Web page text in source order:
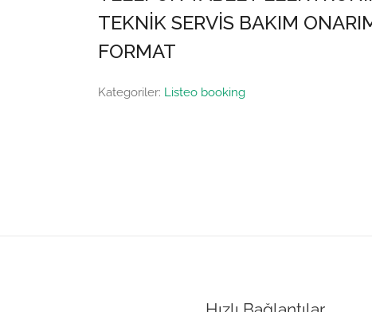
TEKNİK SERVİS BAKIM
FORMAT
Kategoriler: Listeo booking